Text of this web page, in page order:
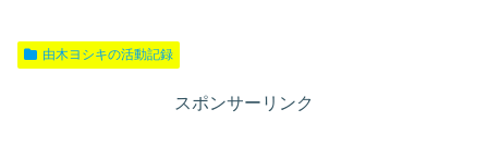
由木ヨシキの活動記録
スポンサーリンク